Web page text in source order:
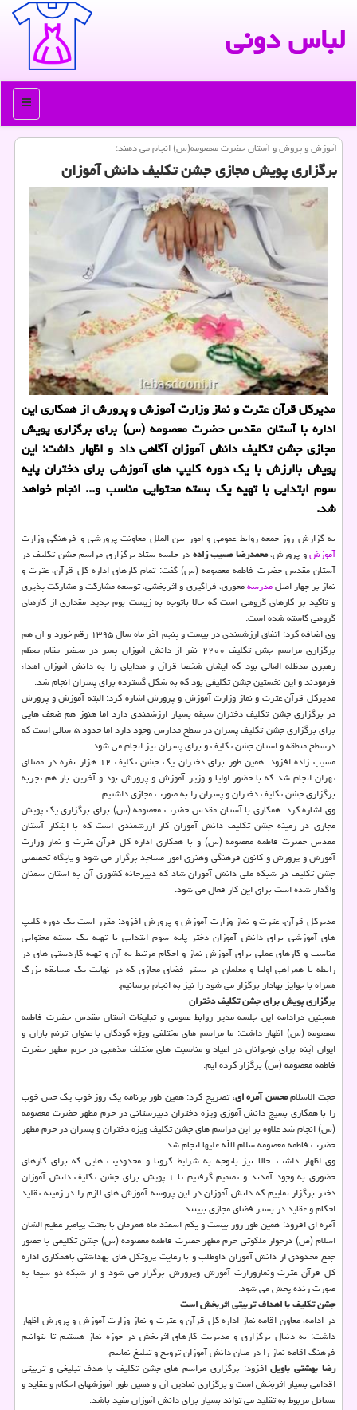
لباس دونی
منو
آموزش و پروش و آستان حضرت معصومه(س) انجام می دهند؛
برگزاری پویش مجازی جشن تكلیف دانش آموزان
مدیرکل قرآن عترت و نماز وزارت آموزش و پرورش از همکاری این
اداره با آستان مقدس حضرت معصومه (س) برای برگزاری پویش
مجازی جشن تکلیف دانش آموزان آگاهی داد و اظهار داشت: این
پویش باارزش با یک دوره کلیپ های آموزشی برای دختران پایه
سوم ابتدایی با تهیه یک بسته محتوایی مناسب و... انجام خواهد
شد.
به گزارش روز جمعه روابط عمومی و امور بین الملل معاونت پرورشی و فرهنگی وزارت
آموزشو پرورش،محمدرضا مسیب زادهدر جلسه ستاد برگزاری مراسم جشن تکلیف در
آستان مقدس حضرت فاطمه معصومه (س) گفت: تمام کارهای اداره کل قرآن، عترت و
نماز بر چهار اصلمدرسهمحوری، فراگیری و اثربخشی، توسعه مشارکت و مشارکت پذیری
و تاکید بر کارهای گروهی است که حالا باتوجه به زیست بوم جدید مقداری از کارهای
گروهی کاسته شده است.
وی اضافه کرد: اتفاق ارزشمندی در بیست و پنجم آذر ماه سال ۱۳۹۵ رقم خورد و آن هم
برگزاری مراسم جشن تکلیف ۲۲۰۰ نفر از دانش آموزان پسر در محضر مقام معظم
رهبری مدظله العالی بود که ایشان شخصا قرآن و هدایای را به دانش آموزان اهداء
فرمودند و این نخستین جشن تکلیفی بود که به شکل گسترده برای پسران انجام شد.
مدیرکل قرآن عترت و نماز وزارت آموزش و پرورش اشاره کرد: البته آموزش و پرورش
در برگزاری جشن تکلیف دختران سبقه بسیار ارزشمندی دارد اما هنوز هم ضعف هایی
برای برگزاری جشن تکلیف پسران در سطح مدارس وجود دارد اما حدود ۵ سالی است که
درسطح منطقه و استان جشن تکلیف و برای پسران نیز انجام می شود.
مسیب زاده افزود: همین طور برای دختران یک جشن تکلیف ۱۲ هزار نفره در مصلای
تهران انجام شد که با حضور اولیا و وزیر آموزش و پرورش بود و آخرین بار هم تجربه
برگزاری جشن تکلیف دختران و پسران را به صورت مجازی داشتیم.
وی اشاره کرد: همکاری با آستان مقدس حضرت معصومه (س) برای برگزاری یک پویش
مجازی در زمینه جشن تکلیف دانش آموزان کار ارزشمندی است که با ابتکار آستان
مقدس حضرت فاطمه معصومه (س) و با همکاری اداره کل قرآن عترت و نماز وزارت
آموزش و پرورش و کانون فرهنگی وهنری امور مساجد برگزار می شود و پایگاه تخصصی
جشن تکلیف در شبکه ملی دانش آموزان شاد که دبیرخانه کشوری آن به استان سمنان
واگذار شده است برای این کار فعال می شود.
مدیرکل قرآن، عترت و نماز وزارت آموزش و پرورش افزود: مقرر است یک دوره کلیپ
های آموزشی برای دانش آموزان دختر پایه سوم ابتدایی با تهیه یک بسته محتوایی
مناسب و کارهای عملی برای آموزش نماز و احکام مرتبط به آن و تهیه کاردستی های در
رابطه با همراهی اولیا و معلمان در بستر فضای مجازی که در نهایت یک مسابقه بزرگ
همراه با جوایز بهادار برگزار می شود را نیز به انجام برسانیم.
برگزاری پویش برای جشن تکلیف دختران
همچنین درادامه این جلسه مدیر روابط عمومی و تبلیغات آستان مقدس حضرت فاطمه
معصومه (س) اظهار داشت: ما مراسم های مختلفی ویژه کودکان با عنوان ترنم باران و
ایوان آینه برای نوجوانان در اعیاد و مناسبت های مختلف مذهبی در حرم مطهر حضرت
فاطمه معصومه (س) برگزار کرده ایم.
حجت الاسلاممحسن آمره ای، تصریح کرد: همین طور برنامه یک روز خوب یک حس خوب
را با همکاری بسیج دانش آموزی ویژه دختران دبیرستانی در حرم مطهر حضرت معصومه
(س) انجام شد علاوه بر این مراسم های جشن تکلیف ویژه دختران و پسران در حرم مطهر
حضرت فاطمه معصومه سلام الله علیها انجام شد.
وی اظهار داشت: حالا نیز باتوجه به شرایط کرونا و محدودیت هایی که برای کارهای
حضوری به وجود آمدند و تصمیم گرفتیم تا ۱ پویش برای جشن تکلیف دانش آموزان
دختر برگزار نماییم که دانش آموزان در این پروسه آموزش های لازم را در زمینه تقلید
احکام و عقاید در بستر فضای مجازی ببینند.
آمره ای افزود: همین طور روز بیست و یکم اسفند ماه همزمان با بعثت پیامبر عظیم الشان
اسلام (ص) درجوار ملکوتی حرم مطهر حضرت فاطمه معصومه (س) جشن تکلیفی با حضور
جمع محدودی از دانش آموزان داوطلب و با رعایت پروتکل های بهداشتی باهمکاری اداره
کل قرآن عترت ونمازوزارت آموزش وپرورش برگزار می شود و از شبکه دو سیما به
صورت زنده پخش می شود.
جشن تکلیف با اهداف تربیتی اثربخش است
در ادامه، معاون اقامه نماز اداره کل قرآن و عترت و نماز وزارت آموزش و پرورش اظهار
داشت: به دنبال برگزاری و مدیریت کارهای اثربخش در حوزه نماز هستیم تا بتوانیم
فرهنگ اقامه نماز را در میان دانش آموزان ترویج و تبلیغ نماییم.
رضا بهشتی باویلافزود: برگزاری مراسم های جشن تکلیف با هدف تبلیغی و تربیتی
اقدامی بسیار اثربخش است و برگزاری نمادین آن و همین طور آموزشهای احکام و عقاید و
مسائل مربوط به تقلید می تواند بسیار برای دانش آموزان مفید باشد.